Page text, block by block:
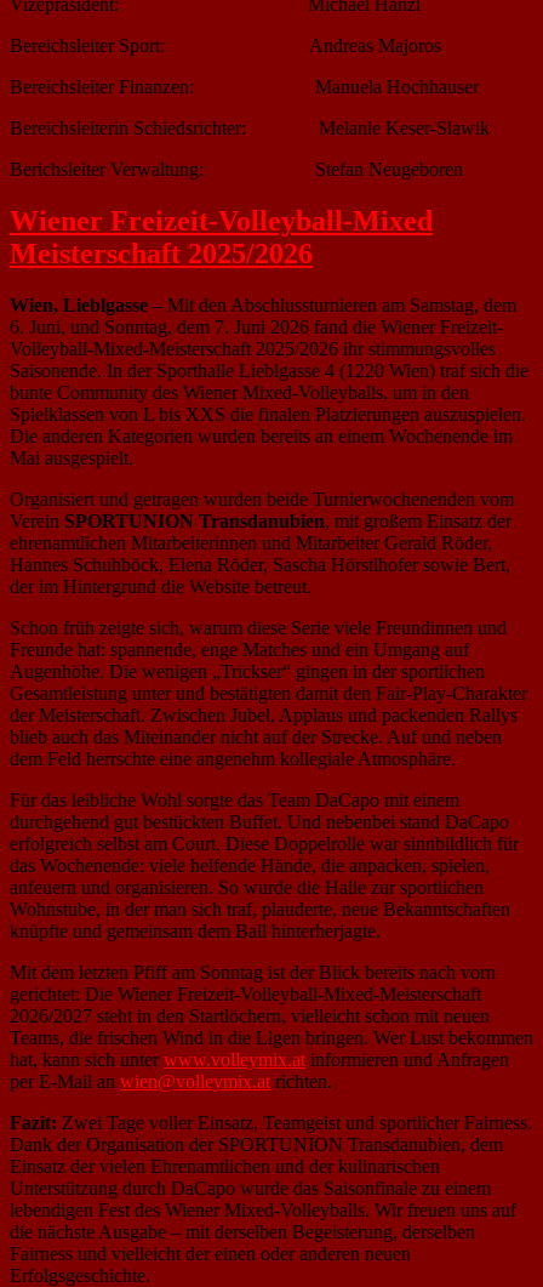
Bereichsleiter Sport: Andreas Majoros
Bereichsleiter Finanzen: Manuela Hochhauser
Bereichsleiterin Schiedsrichter: Melanie Keser-Slawik
Berichsleiter Verwaltung: Stefan Neugeboren
Wiener Freizeit-Volleyball-Mixed
Meisterschaft 2025/2026
Wien, Lieblgasse – Mit den Abschlussturnieren am Samstag, dem
6. Juni, und Sonntag, dem 7. Juni 2026 fand die Wiener Freizeit-
Volleyball-Mixed-Meisterschaft 2025/2026 ihr stimmungsvolles
Saisonende. In der Sporthalle Lieblgasse 4 (1220 Wien) traf sich die
bunte Community des Wiener Mixed-Volleyballs, um in den
Spielklassen von L bis XXS die finalen Platzierungen auszuspielen.
Die anderen Kategorien wurden bereits an einem Wochenende im
Mai ausgespielt.
Organisiert und getragen wurden beide Turnierwochenenden vom
Verein SPORTUNION Transdanubien, mit großem Einsatz der
ehrenamtlichen Mitarbeiterinnen und Mitarbeiter Gerald Röder,
Hannes Schuhböck, Elena Röder, Sascha Hörstlhofer sowie Bert,
der im Hintergrund die Website betreut.
Schon früh zeigte sich, warum diese Serie viele Freundinnen und
Freunde hat: spannende, enge Matches und ein Umgang auf
Augenhöhe. Die wenigen „Trickser“ gingen in der sportlichen
Gesamtleistung unter und bestätigten damit den Fair-Play-Charakter
der Meisterschaft. Zwischen Jubel, Applaus und packenden Rallys
blieb auch das Miteinander nicht auf der Strecke. Auf und neben
dem Feld herrschte eine angenehm kollegiale Atmosphäre.
Für das leibliche Wohl sorgte das Team DaCapo mit einem
durchgehend gut bestückten Buffet. Und nebenbei stand DaCapo
erfolgreich selbst am Court. Diese Doppelrolle war sinnbildlich für
das Wochenende: viele helfende Hände, die anpacken, spielen,
anfeuern und organisieren. So wurde die Halle zur sportlichen
Wohnstube, in der man sich traf, plauderte, neue Bekanntschaften
knüpfte und gemeinsam dem Ball hinterherjagte.
Mit dem letzten Pfiff am Sonntag ist der Blick bereits nach vorn
gerichtet: Die Wiener Freizeit-Volleyball-Mixed-Meisterschaft
2026/2027 steht in den Startlöchern, vielleicht schon mit neuen
Teams, die frischen Wind in die Ligen bringen. Wer Lust bekommen
hat, kann sich unterwww.volleymix.at informieren und Anfragen
per E-Mail an wien@volleymix.at richten.
Fazit: Zwei Tage voller Einsatz, Teamgeist und sportlicher Fairness.
Dank der Organisation der SPORTUNION Transdanubien, dem
Einsatz der vielen Ehrenamtlichen und der kulinarischen
Unterstützung durch DaCapo wurde das Saisonfinale zu einem
lebendigen Fest des Wiener Mixed-Volleyballs. Wir freuen uns auf
die nächste Ausgabe – mit derselben Begeisterung, derselben
Fairness und vielleicht der einen oder anderen neuen
Erfolgsgeschichte.